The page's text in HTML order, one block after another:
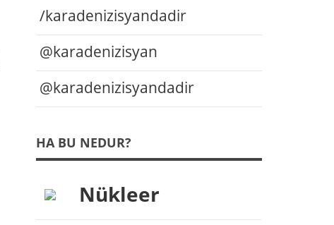
/karadenizisyandadir
@karadenizisyan
@karadenizisyandadir
HA BU NEDUR?
Nükleer